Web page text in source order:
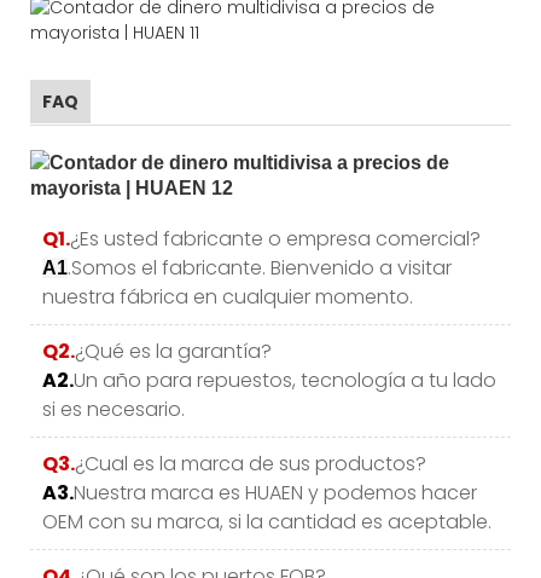
FAQ
Q1.¿Es usted fabricante o empresa comercial?
A1.Somos el fabricante. Bienvenido a visitar
nuestra fábrica en cualquier momento.
Q2.¿Qué es la garantía?
A2.Un año para repuestos, tecnología a tu lado
si es necesario.
Q3.¿Cual es la marca de sus productos?
A3.Nuestra marca es HUAEN y podemos hacer
OEM con su marca, si la cantidad es aceptable.